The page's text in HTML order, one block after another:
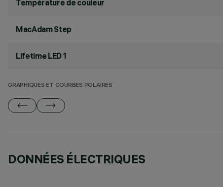
Température de couleur
MacAdam Step
Lifetime LED 1
GRAPHIQUES ET COURBES POLAIRES
DONNÉES ÉLECTRIQUES